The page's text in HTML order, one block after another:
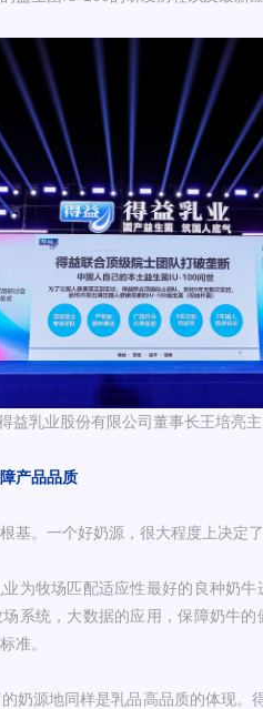
益乳业股份有限公司董事长王培亮
产品品质
基。一个好奶源，很大程度上决定
为牧场匹配适应性最好的良种奶
系统，大数据的应用，保障奶牛
准。
奶源地同样是乳品高品质的体现。